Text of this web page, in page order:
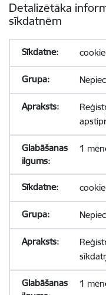
Detalizētāka
sīkdatnēm
1
1